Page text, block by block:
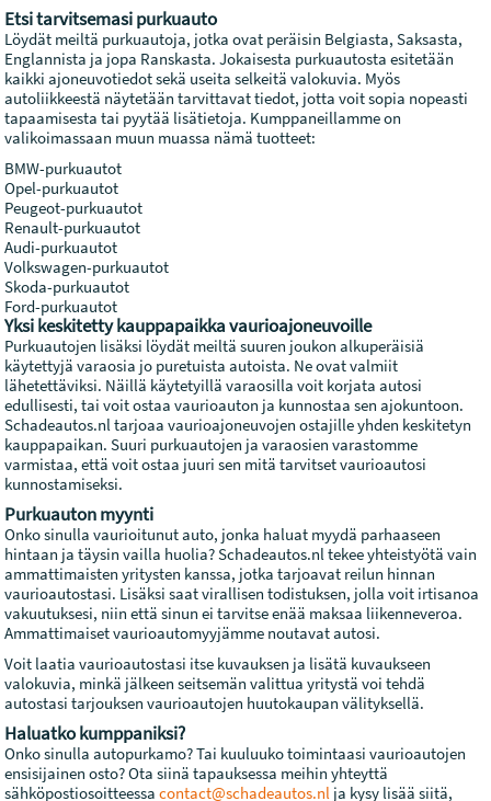
Etsi tarvitsemasi purkuauto
Löydät meiltä purkuautoja, jotka ovat peräisin Belgiasta, Saksasta,
Englannista ja jopa Ranskasta. Jokaisesta purkuautosta esitetään
kaikki ajoneuvotiedot sekä useita selkeitä valokuvia. Myös
autoliikkeestä näytetään tarvittavat tiedot, jotta voit sopia nopeasti
tapaamisesta tai pyytää lisätietoja. Kumppaneillamme on
valikoimassaan muun muassa nämä tuotteet:
BMW-purkuautot
Opel-purkuautot
Peugeot-purkuautot
Renault-purkuautot
Audi-purkuautot
Volkswagen-purkuautot
Skoda-purkuautot
Ford-purkuautot
Yksi keskitetty kauppapaikka vaurioajoneuvoille
Purkuautojen lisäksi löydät meiltä suuren joukon alkuperäisiä
käytettyjä varaosia jo puretuista autoista. Ne ovat valmiit
lähetettäviksi. Näillä käytetyillä varaosilla voit korjata autosi
edullisesti, tai voit ostaa vaurioauton ja kunnostaa sen ajokuntoon.
Schadeautos.nl tarjoaa vaurioajoneuvojen ostajille yhden keskitetyn
kauppapaikan. Suuri purkuautojen ja varaosien varastomme
varmistaa, että voit ostaa juuri sen mitä tarvitset vaurioautosi
kunnostamiseksi.
Purkuauton myynti
Onko sinulla vaurioitunut auto, jonka haluat myydä parhaaseen
hintaan ja täysin vailla huolia? Schadeautos.nl tekee yhteistyötä vain
ammattimaisten yritysten kanssa, jotka tarjoavat reilun hinnan
vaurioautostasi. Lisäksi saat virallisen todistuksen, jolla voit irtisanoa
vakuutuksesi, niin että sinun ei tarvitse enää maksaa liikenneveroa.
Ammattimaiset vaurioautomyyjämme noutavat autosi.
Voit laatia vaurioautostasi itse kuvauksen ja lisätä kuvaukseen
valokuvia, minkä jälkeen seitsemän valittua yritystä voi tehdä
autostasi tarjouksen vaurioautojen huutokaupan välityksellä.
Haluatko kumppaniksi?
Onko sinulla autopurkamo? Tai kuuluuko toimintaasi vaurioautojen
ensisijainen osto? Ota siinä tapauksessa meihin yhteyttä
sähköpostiosoitteessacontact@schadeautos.nl ja kysy lisää siitä,